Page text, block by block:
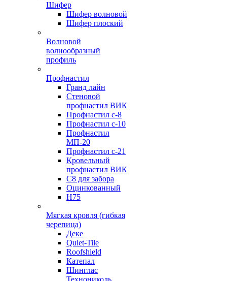
Шифер
Шифер волновой
Шифер плоский
Волновой
волнообразный
профиль
Профнастил
Гранд лайн
Стеновой
профнастил ВИК
Профнастил с-8
Профнастил с-10
Профнастил
МП-20
Профнастил с-21
Кровельный
профнастил ВИК
С8 для забора
Оцинкованный
Н75
Мягкая кровля (гибкая
черепица)
Деке
Quiet-Tile
Roofshield
Катепал
Шинглас
Технониколь